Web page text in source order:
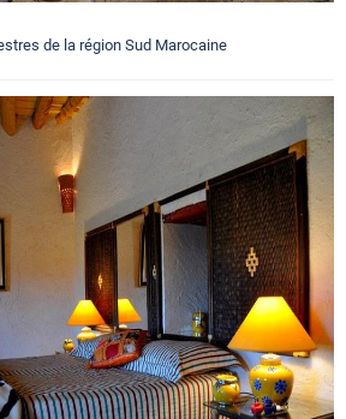
de la région Sud Marocaine